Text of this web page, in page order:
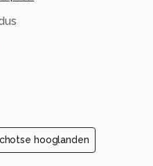
hooglanden